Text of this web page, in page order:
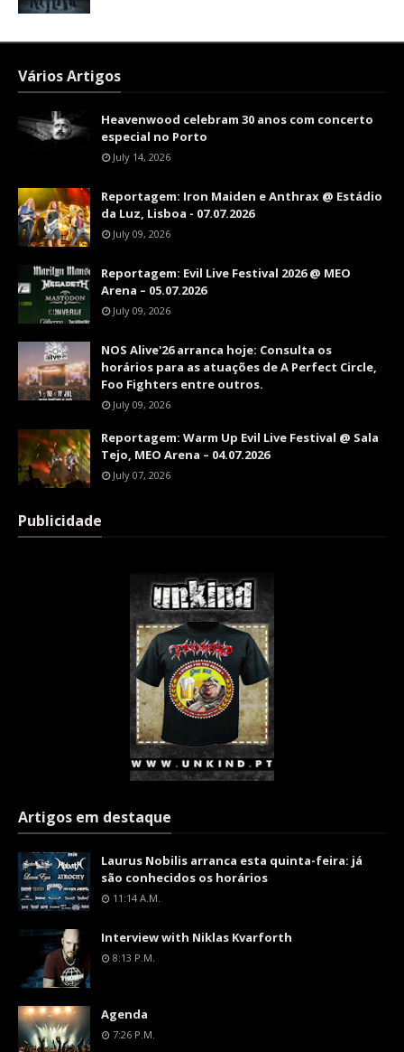
Vários Artigos
Heavenwood celebram 30 anos com concerto
especial no Porto
July 14, 2026
Reportagem: Iron Maiden e Anthrax @ Estádio
da Luz, Lisboa - 07.07.2026
July 09, 2026
Reportagem: Evil Live Festival 2026 @ MEO
Arena – 05.07.2026
July 09, 2026
NOS Alive'26 arranca hoje: Consulta os
horários para as atuações de A Perfect Circle,
Foo Fighters entre outros.
July 09, 2026
Reportagem: Warm Up Evil Live Festival @ Sala
Tejo, MEO Arena – 04.07.2026
July 07, 2026
Publicidade
Artigos em destaque
Laurus Nobilis arranca esta quinta-feira: já
são conhecidos os horários
11:14 A.m.
Interview with Niklas Kvarforth
8:13 P.m.
Agenda
7:26 P.m.